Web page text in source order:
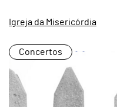
Igreja da Misericórdia
Concertos